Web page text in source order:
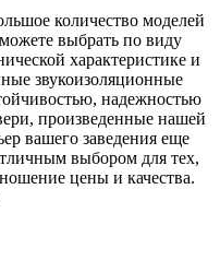
количество моделей
выбрать по виду
характеристике и
звукоизоляционные
надежностью
произведенные нашей
вашего заведения еще
выбором для тех,
цены и качества.